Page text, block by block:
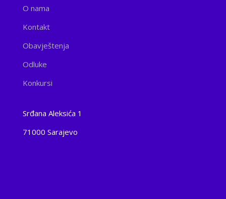
O nama
Kontakt
Obavještenja
Odluke
Konkursi
Srđana Aleksića 1
71000 Sarajevo